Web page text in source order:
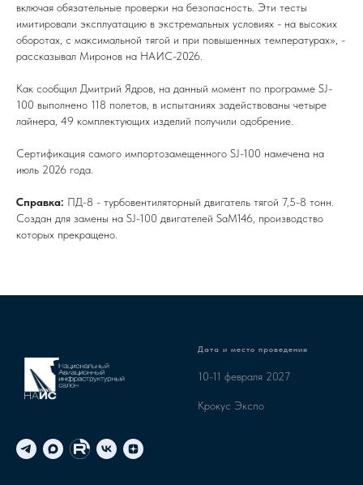
включая обязательные проверки на безопасность. Эти тесты
имитировали эксплуатацию в экстремальных условиях - на высоких
оборотах, с максимальной тягой и при повышенных температурах», -
рассказывал Миронов на НАИС-2026.
Как сообщил Дмитрий Ядров, на данный момент по программе SJ-
100 выполнено 118 полетов, в испытаниях задействованы четыре
лайнера, 49 комплектующих изделий получили одобрение.
Сертификация самого импортозамещенного SJ-100 намечена на
июль 2026 года.
Справка: ПД-8 - турбовентиляторный двигатель тягой 7,5-8 тонн.
Создан для замены на SJ-100 двигателей SaM146, производство
которых прекращено.
Дата и место проведения
10-11 февраля 2027
Крокус Экспо